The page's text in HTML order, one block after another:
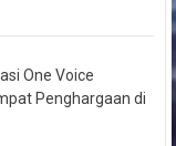
One Voice
Penghargaan di